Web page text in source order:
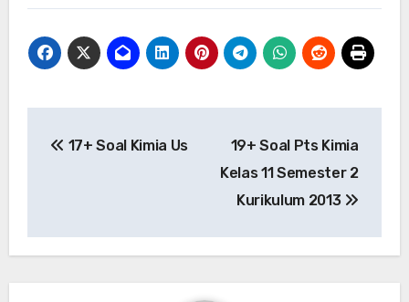
17+ Soal Kimia Us
19+ Soal Pts Kimia
Kelas 11 Semester 2
Kurikulum 2013